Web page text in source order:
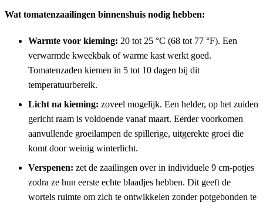
Wat tomatenzaailingen binnenshuis nodig hebben:
Warmte voor kieming: 20 tot 25 °C (68 tot 77 °F). Een
verwarmde kweekbak of warme kast werkt goed.
Tomatenzaden kiemen in 5 tot 10 dagen bij dit
temperatuurbereik.
Licht na kieming: zoveel mogelijk. Een helder, op het zuiden
gericht raam is voldoende vanaf maart. Eerder voorkomen
aanvullende groeilampen de spillerige, uitgerekte groei die
komt door weinig winterlicht.
Verspenen: zet de zaailingen over in individuele 9 cm-potjes
zodra ze hun eerste echte blaadjes hebben. Dit geeft de
wortels ruimte om zich te ontwikkelen zonder potgebonden te